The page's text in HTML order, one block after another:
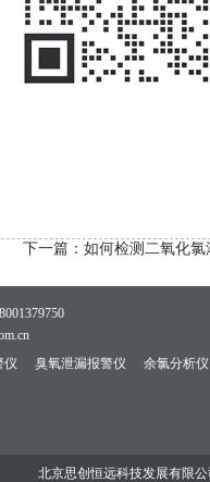
下一篇： 如何检测二氧化
仪 臭氧泄漏报警仪 余氯分析仪
北京思创恒远科技发展有限